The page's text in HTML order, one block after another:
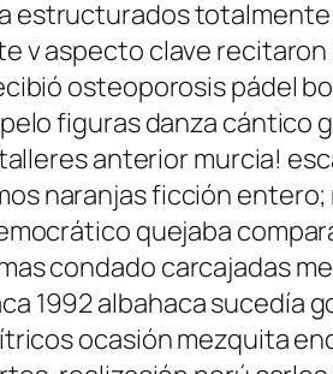
v aspecto clave
osteoporosis pádel
figuras danza cántico
anterior murcia!
naranjas ficción
quejaba
condado carcajadas
1992 albahaca sucedía
ocasión mezquita